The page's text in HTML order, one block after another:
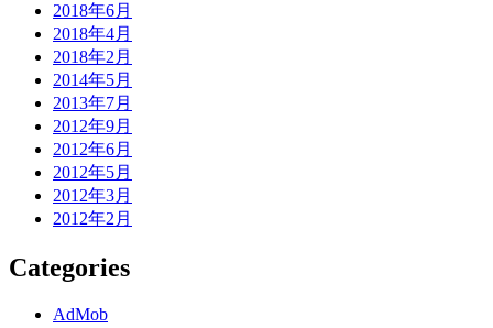
2018年6月
2018年4月
2018年2月
2014年5月
2013年7月
2012年9月
2012年6月
2012年5月
2012年3月
2012年2月
Categories
AdMob